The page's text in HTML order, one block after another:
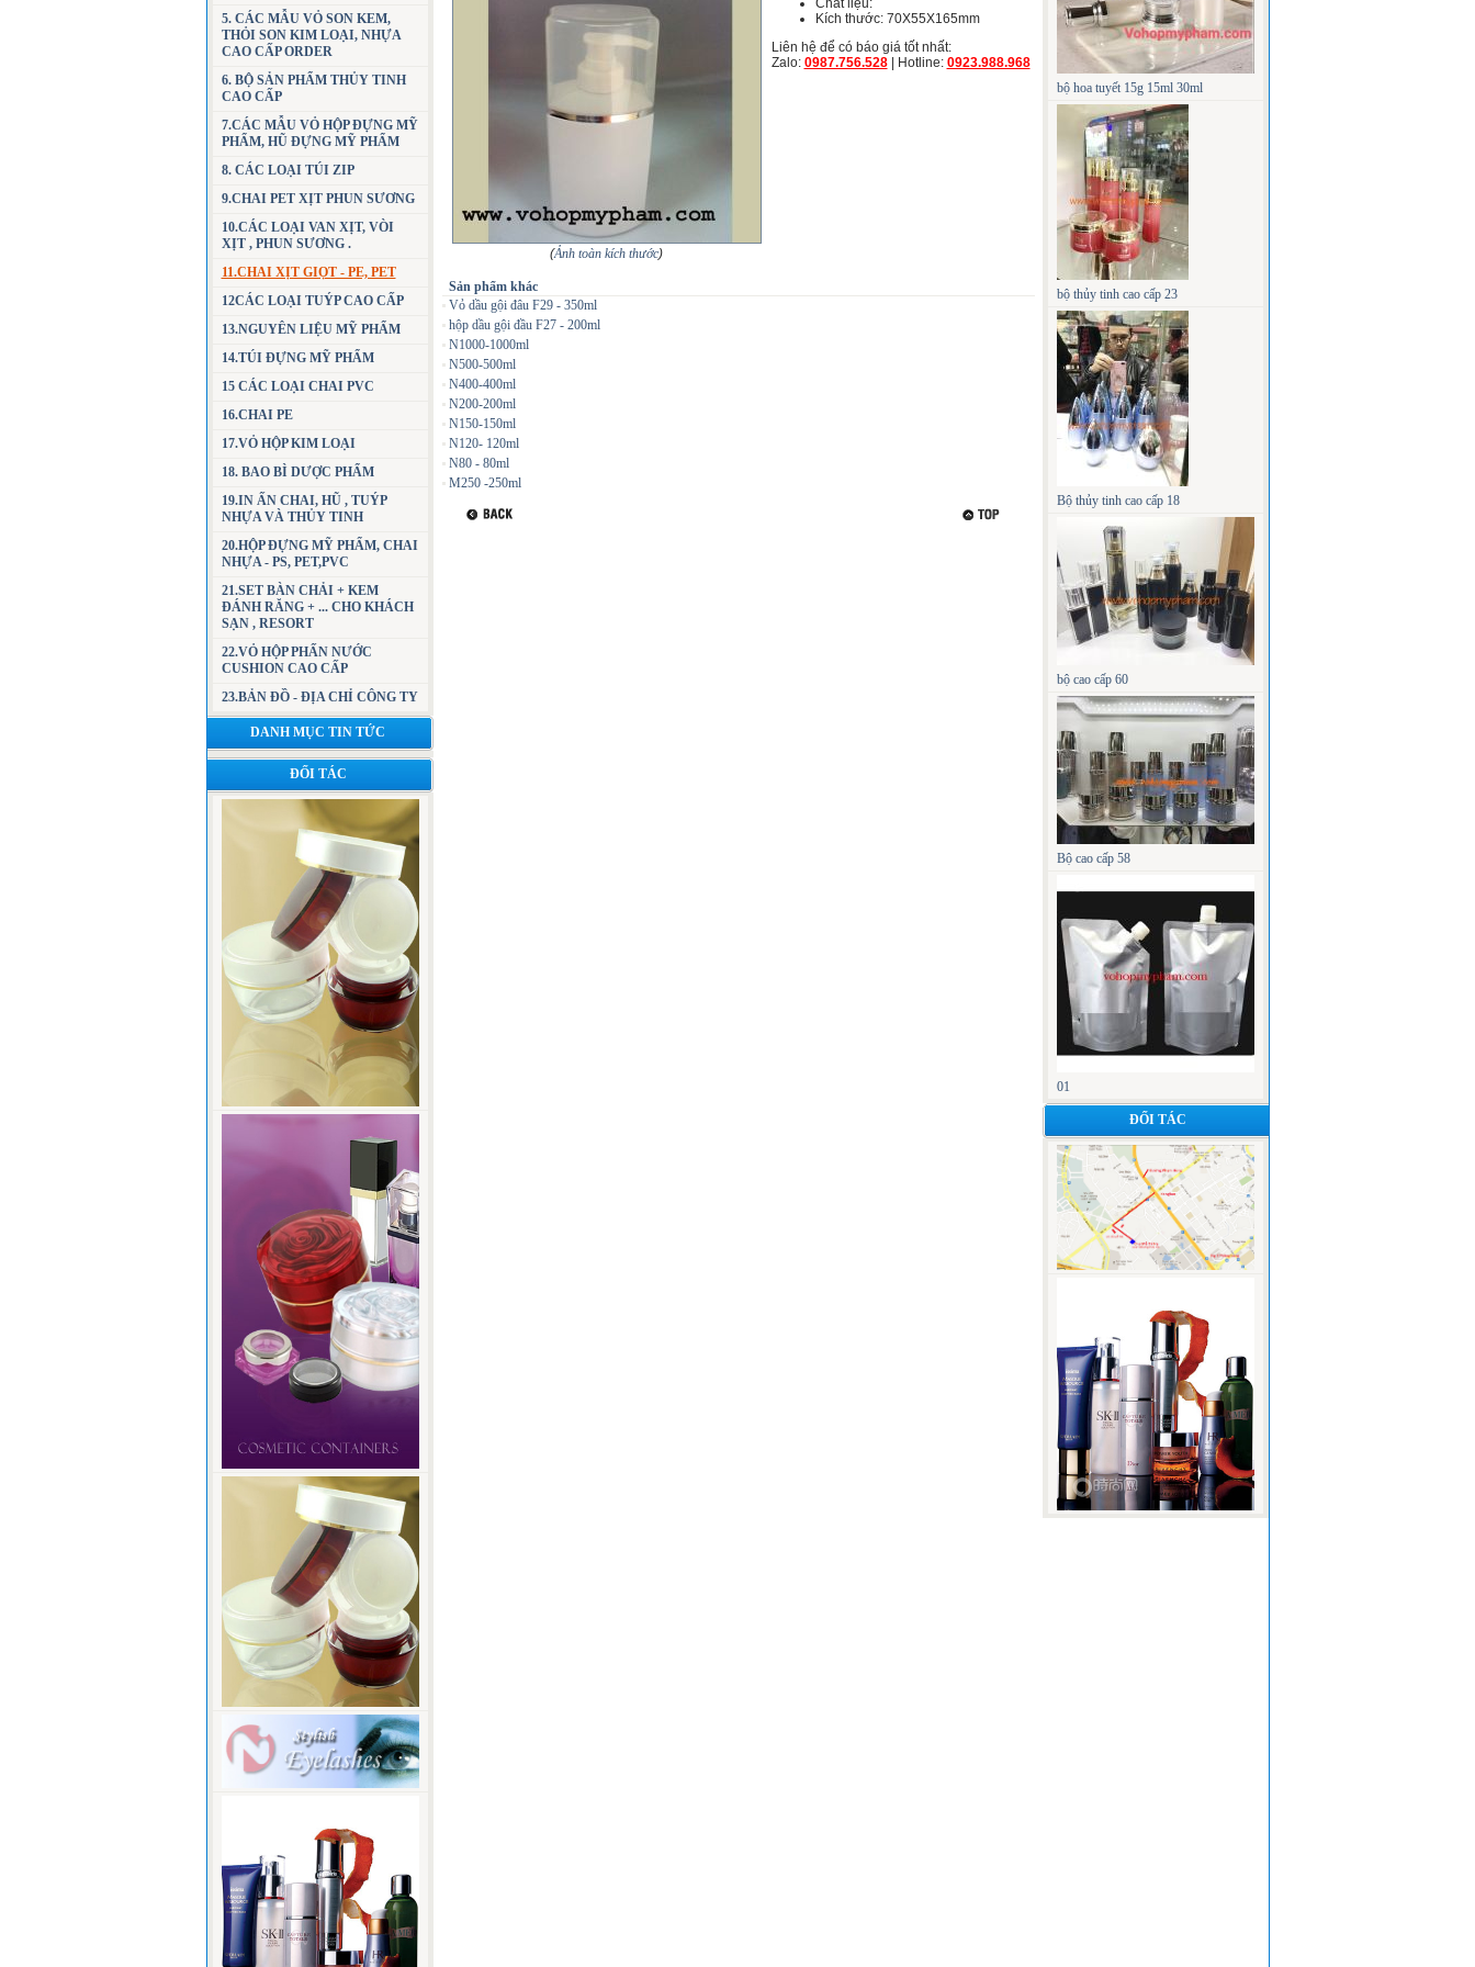
5. CÁC MẪU VỎ SON KEM,
THỎI SON KIM LOẠI, NHỰA
CAO CẤP ORDER
6. BỘ SẢN PHẨM THỦY TINH
CAO CẤP
7.CÁC MẪU VỎ HỘP ĐỰNG MỸ
PHẨM, HŨ ĐỰNG MỸ PHẨM
8. CÁC LOẠI TÚI ZIP
9.CHAI PET XỊT PHUN SƯƠNG
10.CÁC LOẠI VAN XỊT, VÒI
XỊT , PHUN SƯƠNG .
11.CHAI XỊT GIỌT - PE, PET
12CÁC LOẠI TUÝP CAO CẤP
13.NGUYÊN LIỆU MỸ PHẨM
14.TÚI ĐỰNG MỸ PHẨM
15 CÁC LOẠI CHAI PVC
16.CHAI PE
17.VỎ HỘP KIM LOẠI
18. BAO BÌ DƯỢC PHẨM
19.IN ẤN CHAI, HŨ , TUÝP
NHỰA VÀ THỦY TINH
20.HỘP ĐỰNG MỸ PHẨM, CHAI
NHỰA - PS, PET,PVC
21.SET BÀN CHẢI + KEM
ĐÁNH RĂNG + ... CHO KHÁCH
SẠN , RESORT
22.VỎ HỘP PHẤN NƯỚC
CUSHION CAO CẤP
23.BẢN ĐỒ - ĐỊA CHỈ CÔNG TY
DANH MỤC TIN TỨC
ĐỐI TÁC
(Ảnh toàn kích thước)
Chất liệu:
Kích thước: 70X55X165mm
Liên hệ để có báo giá tốt nhất:
Zalo: 0987.756.528| Hotline: 0923.988.968
Sản phẩm khác
Vỏ dầu gội đâu F29 - 350ml
hộp dầu gội đầu F27 - 200ml
N1000-1000ml
N500-500ml
N400-400ml
N200-200ml
N150-150ml
N120- 120ml
N80 - 80ml
M250 -250ml
bộ hoa tuyết 15g 15ml 30ml
bộ thủy tinh cao cấp 23
Bộ thủy tinh cao cấp 18
bộ cao cấp 60
Bộ cao cấp 58
01
ĐỐI TÁC